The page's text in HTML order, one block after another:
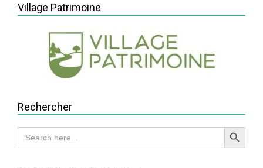
13
Village Patrimoine
Rechercher
Search
for:
Search Button